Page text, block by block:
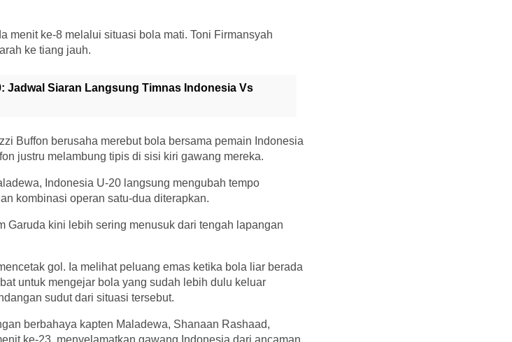
menit ke-8 melalui situasi bola mati. Toni Firmansyah
ke tiang jauh.
Jadwal Siaran Langsung Timnas Indonesia Vs
Buffon berusaha merebut bola bersama pemain Indonesia
justru melambung tipis di sisi kiri gawang mereka.
Indonesia U-20 langsung mengubah tempo
kombinasi operan satu-dua diterapkan.
Garuda kini lebih sering menusuk dari tengah lapangan
gol. Ia melihat peluang emas ketika bola liar berada
untuk mengejar bola yang sudah lebih dulu keluar
sudut dari situasi tersebut.
berbahaya kapten Maladewa, Shanaan Rashaad,